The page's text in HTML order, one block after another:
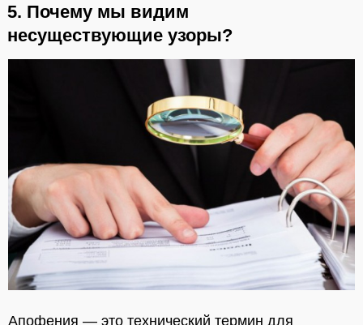
5. Почему мы видим
несуществующие узоры?
Апофения — это технический термин для